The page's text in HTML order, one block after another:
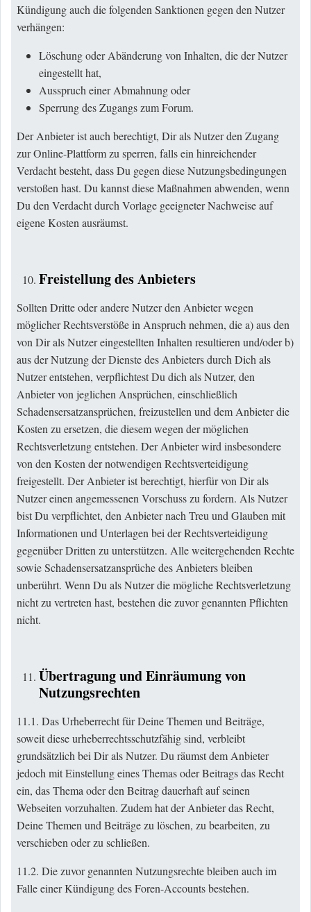
Kündigung auch die folgenden Sanktionen gegen den Nutzer
verhängen:
Löschung oder Abänderung von Inhalten, die der Nutzer
eingestellt hat,
Ausspruch einer Abmahnung oder
Sperrung des Zugangs zum Forum.
Der Anbieter ist auch berechtigt, Dir als Nutzer den Zugang
zur Online-Plattform zu sperren, falls ein hinreichender
Verdacht besteht, dass Du gegen diese Nutzungsbedingungen
verstoßen hast. Du kannst diese Maßnahmen abwenden, wenn
Du den Verdacht durch Vorlage geeigneter Nachweise auf
eigene Kosten ausräumst.
Freistellung des Anbieters
Sollten Dritte oder andere Nutzer den Anbieter wegen
möglicher Rechtsverstöße in Anspruch nehmen, die a) aus den
von Dir als Nutzer eingestellten Inhalten resultieren und/oder b)
aus der Nutzung der Dienste des Anbieters durch Dich als
Nutzer entstehen, verpflichtest Du dich als Nutzer, den
Anbieter von jeglichen Ansprüchen, einschließlich
Schadensersatzansprüchen, freizustellen und dem Anbieter die
Kosten zu ersetzen, die diesem wegen der möglichen
Rechtsverletzung entstehen. Der Anbieter wird insbesondere
von den Kosten der notwendigen Rechtsverteidigung
freigestellt. Der Anbieter ist berechtigt, hierfür von Dir als
Nutzer einen angemessenen Vorschuss zu fordern. Als Nutzer
bist Du verpflichtet, den Anbieter nach Treu und Glauben mit
Informationen und Unterlagen bei der Rechtsverteidigung
gegenüber Dritten zu unterstützen. Alle weitergehenden Rechte
sowie Schadensersatzansprüche des Anbieters bleiben
unberührt. Wenn Du als Nutzer die mögliche Rechtsverletzung
nicht zu vertreten hast, bestehen die zuvor genannten Pflichten
nicht.
Übertragung und Einräumung von
Nutzungsrechten
11.1. Das Urheberrecht für Deine Themen und Beiträge,
soweit diese urheberrechtsschutzfähig sind, verbleibt
grundsätzlich bei Dir als Nutzer. Du räumst dem Anbieter
jedoch mit Einstellung eines Themas oder Beitrags das Recht
ein, das Thema oder den Beitrag dauerhaft auf seinen
Webseiten vorzuhalten. Zudem hat der Anbieter das Recht,
Deine Themen und Beiträge zu löschen, zu bearbeiten, zu
verschieben oder zu schließen.
11.2. Die zuvor genannten Nutzungsrechte bleiben auch im
Falle einer Kündigung des Foren-Accounts bestehen.